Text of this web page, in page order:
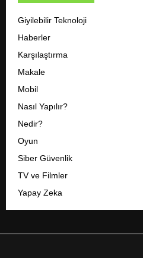
Giyilebilir Teknoloji
Haberler
Karşılaştırma
Makale
Mobil
Nasıl Yapılır?
Nedir?
Oyun
Siber Güvenlik
TV ve Filmler
Yapay Zeka